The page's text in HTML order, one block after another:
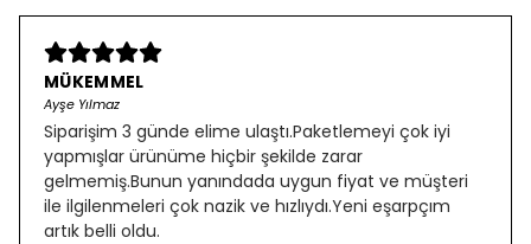
MÜKEMMEL
Ayşe Yılmaz
Siparişim 3 günde elime ulaştı.Paketlemeyi çok iyi
yapmışlar ürünüme hiçbir şekilde zarar
gelmemiş.Bunun yanındada uygun fiyat ve müşteri
ile ilgilenmeleri çok nazik ve hızlıydı.Yeni eşarpçım
artık belli oldu.